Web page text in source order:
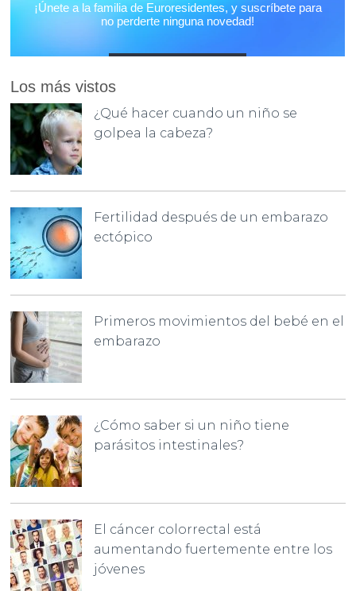
Los más vistos
¿Qué hacer cuando un niño se
golpea la cabeza?
Fertilidad después de un embarazo
ectópico
Primeros movimientos del bebé en el
embarazo
¿Cómo saber si un niño tiene
parásitos intestinales?
El cáncer colorrectal está
aumentando fuertemente entre los
jóvenes